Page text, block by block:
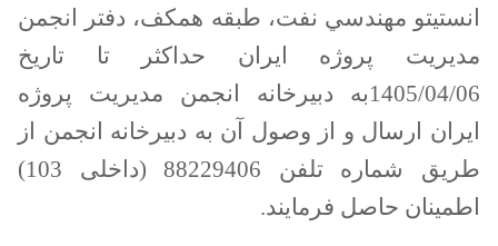
انستيتو مهندسي نفت، طبقه همکف، دفتر انجمن
مديريت پروژه ايران حداكثر تا تاريخ
1405/04/06به دبیرخانه انجمن مدیریت پروژه
ایران ارسال و از وصول آن به دبیرخانه انجمن از
طریق شماره تلفن­ 88229406 (داخلی 103)
اطمینان حاصل فرمایند.